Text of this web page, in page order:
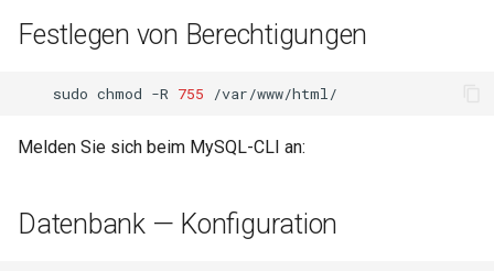
Festlegen von Berechtigungen
sudo chmod -R 755
Melden Sie sich beim MySQL-CLI an:
Datenbank — Konfiguration